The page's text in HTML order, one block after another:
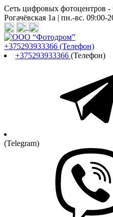
Сеть цифровых фотоцентров -
Рогачёвская 1а | пн.-вс.
+375293933366 (Телефон)
+375293933366 (Телефон)
(Telegram)